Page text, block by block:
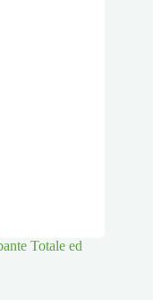
Totale ed